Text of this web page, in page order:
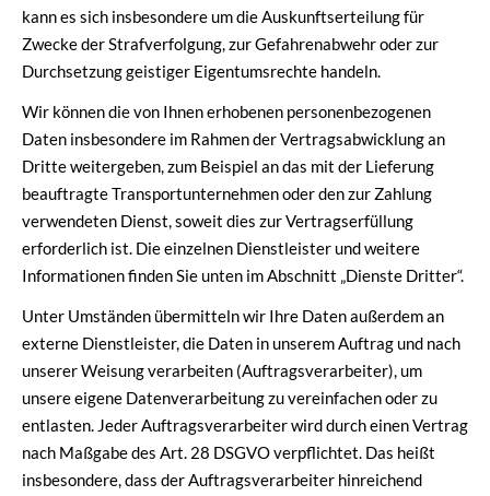
kann es sich insbesondere um die Auskunftserteilung für
Zwecke der Strafverfolgung, zur Gefahrenabwehr oder zur
Durchsetzung geistiger Eigentumsrechte handeln.
Wir können die von Ihnen erhobenen personenbezogenen
Daten insbesondere im Rahmen der Vertragsabwicklung an
Dritte weitergeben, zum Beispiel an das mit der Lieferung
beauftragte Transportunternehmen oder den zur Zahlung
verwendeten Dienst, soweit dies zur Vertragserfüllung
erforderlich ist. Die einzelnen Dienstleister und weitere
Informationen finden Sie unten im Abschnitt „Dienste Dritter“.
Unter Umständen übermitteln wir Ihre Daten außerdem an
externe Dienstleister, die Daten in unserem Auftrag und nach
unserer Weisung verarbeiten (Auftragsverarbeiter), um
unsere eigene Datenverarbeitung zu vereinfachen oder zu
entlasten. Jeder Auftragsverarbeiter wird durch einen Vertrag
nach Maßgabe des Art. 28 DSGVO verpflichtet. Das heißt
insbesondere, dass der Auftragsverarbeiter hinreichend